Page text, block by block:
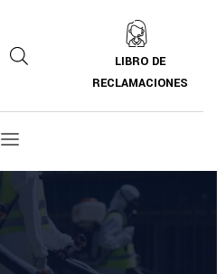
LIBRO DE
RECLAMACIONES